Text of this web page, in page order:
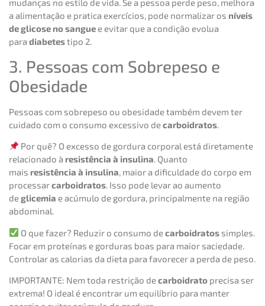
mudanças no estilo de vida. Se a pessoa perde peso, melhora
a alimentação e pratica exercícios, pode normalizar os níveis
de glicose no sangue e evitar que a condição evolua
para diabetestipo 2.
3. Pessoas com Sobrepeso e
Obesidade
Pessoas com sobrepeso ou obesidade também devem ter
cuidado com o consumo excessivo decarboidratos.
Por quê? O excesso de gordura corporal está diretamente
relacionado à resistência à insulina. Quanto
mais resistência à insulina, maior a dificuldade do corpo em
processarcarboidratos. Isso pode levar ao aumento
deglicemia e acúmulo de gordura, principalmente na região
abdominal.
O que fazer? Reduzir o consumo decarboidratossimples.
Focar em proteínas e gorduras boas para maior saciedade.
Controlar as calorias da dieta para favorecer a perda de peso.
IMPORTANTE: Nem toda restrição decarboidrato precisa ser
extrema! O ideal é encontrar um equilíbrio para manter